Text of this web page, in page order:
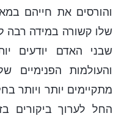
והורסים את חייהם
שלו קשורה במידה רבה
שבני האדם יודעים
והעולמות הפנימיים
מתקיימים יותר ויותר
החל לערוך ביקורים